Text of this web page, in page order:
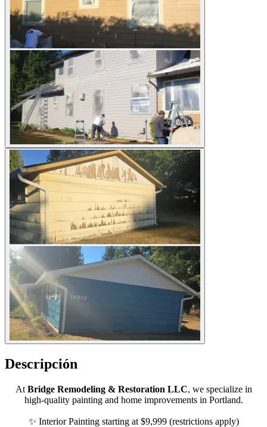
Descripción
At Bridge Remodeling & Restoration LLC, we specialize in
high-quality painting and home improvements in Portland.
✨ Interior Painting starting at $9,999 (restrictions apply)